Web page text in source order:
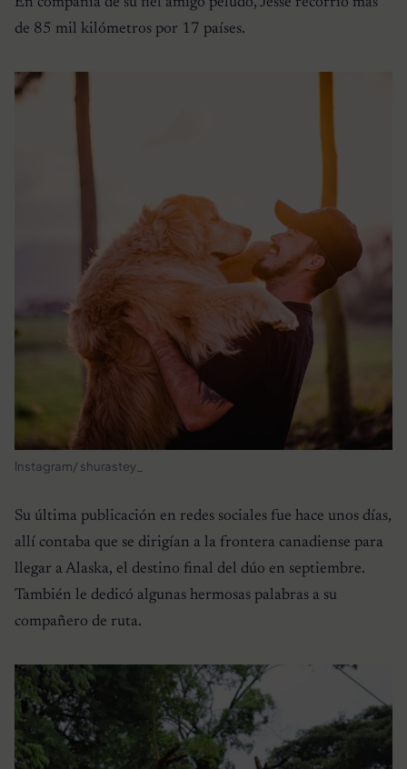
de 85 mil kilómetros por 17 países.
Instagram/ shurastey_
Su última publicación en redes sociales fue hace unos días,
allí contaba que se dirigían a la frontera canadiense para
llegar a Alaska, el destino final del dúo en septiembre.
También le dedicó algunas hermosas palabras a su
compañero de ruta.